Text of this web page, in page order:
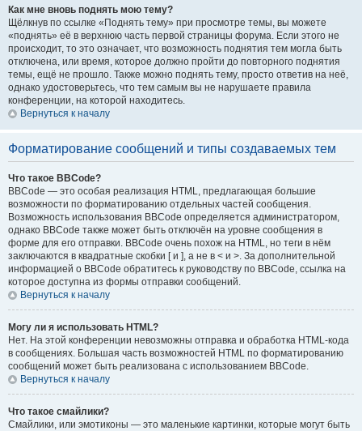
Как мне вновь поднять мою тему?
Щёлкнув по ссылке «Поднять тему» при просмотре темы, вы можете
«поднять» её в верхнюю часть первой страницы форума. Если этого не
происходит, то это означает, что возможность поднятия тем могла быть
отключена, или время, которое должно пройти до повторного поднятия
темы, ещё не прошло. Также можно поднять тему, просто ответив на неё,
однако удостоверьтесь, что тем самым вы не нарушаете правила
конференции, на которой находитесь.
Вернуться к началу
Форматирование сообщений и типы создаваемых тем
Что такое BBCode?
BBCode — это особая реализация HTML, предлагающая большие
возможности по форматированию отдельных частей сообщения.
Возможность использования BBCode определяется администратором,
однако BBCode также может быть отключён на уровне сообщения в
форме для его отправки. BBCode очень похож на HTML, но теги в нём
заключаются в квадратные скобки [ и ], а не в < и >. За дополнительной
информацией о BBCode обратитесь к руководству по BBCode, ссылка на
которое доступна из формы отправки сообщений.
Вернуться к началу
Могу ли я использовать HTML?
Нет. На этой конференции невозможны отправка и обработка HTML-кода
в сообщениях. Большая часть возможностей HTML по форматированию
сообщений может быть реализована с использованием BBCode.
Вернуться к началу
Что такое смайлики?
Смайлики, или эмотиконы — это маленькие картинки, которые могут быть